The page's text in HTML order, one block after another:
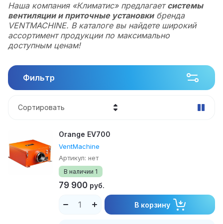
Наша компания «Климатис» предлагаетсистемы
вентиляции и приточные установкибренда
VENTMACHINE. В каталоге вы найдете широкий
ассортимент продукции по максимально
доступным ценам!
Фильтр
Сортировать
Цена - возрастание
Название - Я-А
Название - А-Я
Orange EV700
VentMachine
Артикул: нет
В наличии 1
79 900 руб.
В корзину